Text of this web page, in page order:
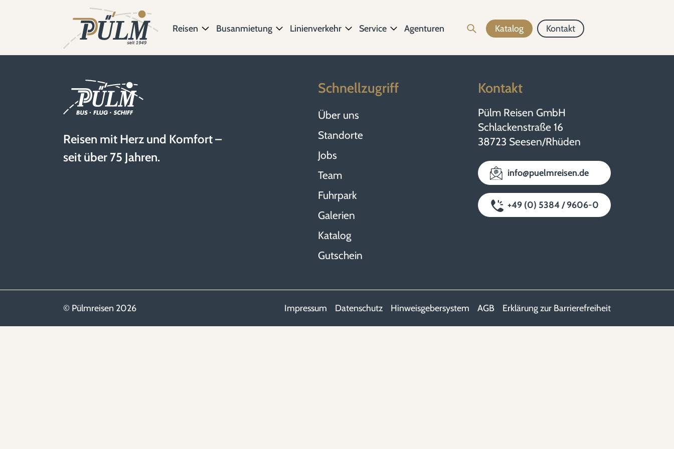
Reisen Busanmietung Linienverkehr Service Agenturen Katalog Kontakt
Reisen mit Herz und Komfort –
seit über 75 Jahren.
Schnellzugriff
Über uns
Standorte
Jobs
Team
Fuhrpark
Galerien
Katalog
Gutschein
Kontakt
Pülm Reisen GmbH
Schlackenstraße 16
38723 Seesen/Rhüden
info@puelmreisen.de
+49 (0) 5384 / 9606-0
© Pülmreisen 2026 Impressum Datenschutz Hinweisgebersystem AGB Erklärung zur Barrierefreiheit